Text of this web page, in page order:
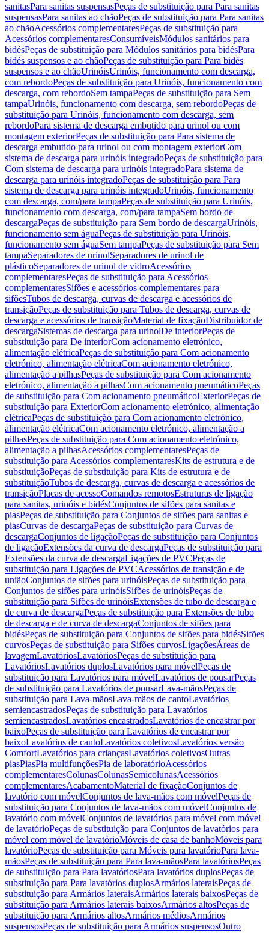
sanitasPara sanitas suspensasPeças de substituição para Para sanitas
suspensasPara sanitas ao chãoPeças de substituição para Para sanitas
ao chãoAcessórios complementaresPeças de substituição para
Acessórios complementaresConsumíveisMódulos sanitários para
bidésPeças de substituição para Módulos sanitários para bidésPara
bidés suspensos e ao chãoPeças de substituição para Para bidés
suspensos e ao chãoUrinóisUrinóis, funcionamento com descarga,
com rebordoPeças de substituição para Urinóis, funcionamento com
descarga, com rebordoSem tampaPeças de substituição para Sem
tampaUrinóis, funcionamento com descarga, sem rebordoPeças de
substituição para Urinóis, funcionamento com descarga, sem
rebordoPara sistema de descarga embutido para urinol ou com
montagem exteriorPeças de substituição para Para sistema de
descarga embutido para urinol ou com montagem exteriorCom
sistema de descarga para urinóis integradoPeças de substituição para
Com sistema de descarga para urinóis integradoPara sistema de
descarga para urinóis integradoPeças de substituição para Para
sistema de descarga para urinóis integradoUrinóis, funcionamento
com descarga, com/para tampaPeças de substituição para Urinóis,
funcionamento com descarga, com/para tampaSem bordo de
descargaPeças de substituição para Sem bordo de descargaUrinóis,
funcionamento sem águaPeças de substituição para Urinóis,
funcionamento sem águaSem tampaPeças de substituição para Sem
tampaSeparadores de urinolSeparadores de urinol de
plásticoSeparadores de urinol de vidroAcessórios
complementaresPeças de substituição para Acessórios
complementaresSifões e acessórios complementares para
sifõesTubos de descarga, curvas de descarga e acessórios de
transiçãoPeças de substituição para Tubos de descarga, curvas de
descarga e acessórios de transiçãoMaterial de fixaçãoDistribuidor de
descargaSistemas de descarga para urinolDe interiorPeças de
substituição para De interiorCom acionamento eletrónico,
alimentação elétricaPeças de substituição para Com acionamento
eletrónico, alimentação elétricaCom acionamento eletrónico,
alimentação a pilhasPeças de substituição para Com acionamento
eletrónico, alimentação a pilhasCom acionamento pneumáticoPeças
de substituição para Com acionamento pneumáticoExteriorPeças de
substituição para ExteriorCom acionamento eletrónico, alimentação
elétricaPeças de substituição para Com acionamento eletrónico,
alimentação elétricaCom acionamento eletrónico, alimentação a
pilhasPeças de substituição para Com acionamento eletrónico,
alimentação a pilhasAcessórios complementaresPeças de
substituição para Acessórios complementaresKits de estrutura e de
substituiçãoPeças de substituição para Kits de estrutura e de
substituiçãoTubos de descarga, curvas de descarga e acessórios de
transiçãoPlacas de acessoComandos remotosEstruturas de ligação
para sanitas, urinóis e bidésConjuntos de sifões para sanitas e
piasPeças de substituição para Conjuntos de sifões para sanitas e
piasCurvas de descargaPeças de substituição para Curvas de
descargaConjuntos de ligaçãoPeças de substituição para Conjuntos
de ligaçãoExtensões da curva de descargaPeças de substituição para
Extensões da curva de descargaLigações de PVCPeças de
substituição para Ligações de PVCAcessórios de transição e de
uniãoConjuntos de sifões para urinóisPeças de substituição para
Conjuntos de sifões para urinóisSifões de urinóisPeças de
substituição para Sifões de urinóisExtensões de tubo de descarga e
de curva de descargaPeças de substituição para Extensões de tubo
de descarga e de curva de descargaConjuntos de sifões para
bidésPeças de substituição para Conjuntos de sifões para bidésSifões
curvosPeças de substituição para Sifões curvosLigaçõesÁreas de
lavagemLavatóriosLavatóriosPeças de substituição para
LavatóriosLavatórios duplosLavatórios para móvelPeças de
substituição para Lavatórios para móvelLavatórios de pousarPeças
de substituição para Lavatórios de pousarLava-mãosPeças de
substituição para Lava-mãosLava-mãos de cantoLavatórios
semiencastradosPeças de substituição para Lavatórios
semiencastradosLavatórios encastradosLavatórios de encastrar por
baixoPeças de substituição para Lavatórios de encastrar por
baixoLavatórios de cantoLavatórios coletivosLavatórios versão
ComfortLavatórios para criançasLavatórios coletivosOutras
piasPiasPia multifunçõesPia de laboratórioAcessórios
complementaresColunasColunasSemicolunasAcessórios
complementaresAcabamentoMaterial de fixaçãoConjuntos de
lavatório com móvelConjuntos de lava-mãos com móvelPeças de
substituição para Conjuntos de lava-mãos com móvelConjuntos de
lavatório com móvelConjuntos de lavatórios para móvel com móvel
de lavatórioPeças de substituição para Conjuntos de lavatórios para
móvel com móvel de lavatórioMóveis de casa de banhoMóveis para
lavatórioPeças de substituição para Móveis para lavatórioPara lava-
mãosPeças de substituição para Para lava-mãosPara lavatóriosPeças
de substituição para Para lavatóriosPara lavatórios duplosPeças de
substituição para Para lavatórios duplosArmários lateraisPeças de
substituição para Armários lateraisArmários laterais baixosPeças de
substituição para Armários laterais baixosArmários altosPeças de
substituição para Armários altosArmários médiosArmários
suspensosPeças de substituição para Armários suspensosOutro